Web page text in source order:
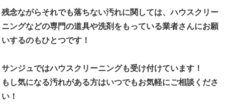
残念ながらそれでも落ちない汚れに関しては、ハウスクリー
ニングなどの専門の道具や洗剤をもっている業者さんにお願
いするのもひとつです！
サンジュではハウスクリーニングも受け付けています！
もし気になる汚れがある方はいつでもお気軽にご相談くださ
い！